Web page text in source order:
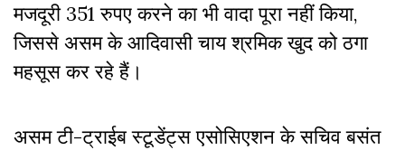
मजदूरी 351 रुपए करने का भी वादा पूरा नहीं किया,
जिससे असम के आदिवासी चाय श्रमिक खुद को ठगा
महसूस कर रहे हैं।
असम टी-ट्राईब स्टूडेंट्स एसोसिएशन के सचिव बसंत